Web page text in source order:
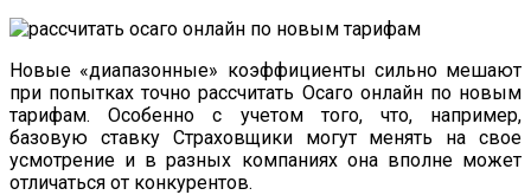
Новые «диапазонные» коэффициенты сильно мешают
при попытках точно рассчитать Осаго онлайн по новым
тарифам. Особенно с учетом того, что, например,
базовую ставку Страховщики могут менять на свое
усмотрение и в разных компаниях она вполне может
отличаться от конкурентов.